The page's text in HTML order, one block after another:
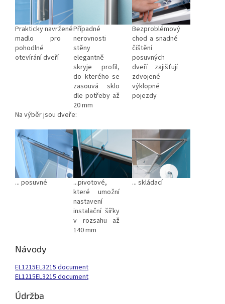
Prakticky navržené
madlo pro
pohodlné
otevírání dveří
Případné
nerovnosti
stěny
elegantně
skryje profil,
do kterého se
zasouvá sklo
dle potřeby až
20 mm
Bezproblémový
chod a snadné
čištění
posuvných
dveří zajišťují
zdvojené
výklopné
pojezdy
Na výběr jsou dveře:
... posuvné
...pivotové,
které umožní
nastavení
instalační šířky
v rozsahu až
140 mm
... skládací
Návody
EL1215EL3215 document
EL1215EL3215 document
Údržba